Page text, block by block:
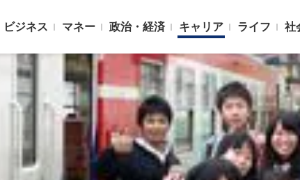
ビジネス マネー 政治・経済 キャリア ライフ 社